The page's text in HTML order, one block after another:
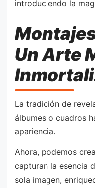
introduciendo la
Un Arte
La tradición de
álbumes o cuadros
apariencia.
Ahora, podemos
capturan la esencia
sola imagen,